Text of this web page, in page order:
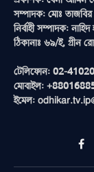
সম্পাদক: মোঃ
নির্বাহী সম্পাদক: নাহিদ
ঠিকানাঃ ৬৯/ই, গ্রীন
টেলিফোন: 02-
মোবাইল:
ইমেল: